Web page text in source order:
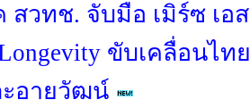
สวทช. จับมือ เมิร์ซ เอ
ขับเคลื่อนไ
อายุวัฒน์